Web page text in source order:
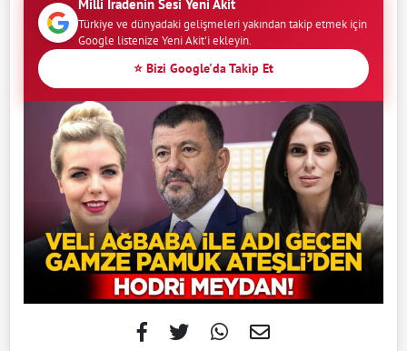
Milli İradenin Sesi Yeni Akit
Türkiye ve dünyadaki gelişmeleri yakından takip etmek için
Google listenize Yeni Akit'i ekleyin.
⭐ Bizi Google'da Takip Et